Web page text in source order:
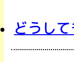
どうし